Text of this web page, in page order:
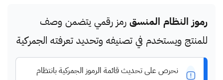
رموز النظام المنسق رمز رقمي يتضمن وصف
للمنتج ويستخدم في تصنيفه وتحديد تعرفته الجمركية
نحرص على تحديث قائمة الرموز الجمركية بانتظام